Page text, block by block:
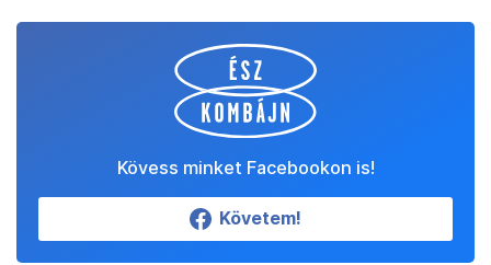
Kövess minket Facebookon is!
Követem!